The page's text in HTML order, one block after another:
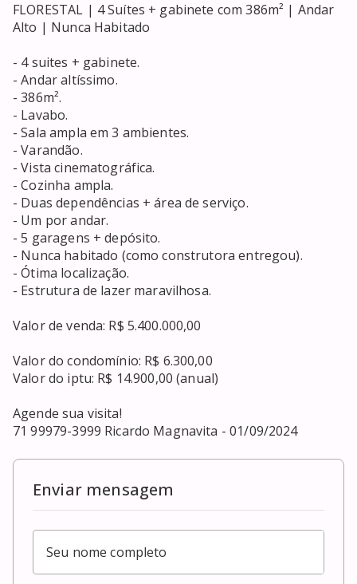
FLORESTAL | 4 Suítes + gabinete com 386m² | Andar
Alto | Nunca Habitado
- 4 suites + gabinete.
- Andar altíssimo.
- 386m².
- Lavabo.
- Sala ampla em 3 ambientes.
- Varandão.
- Vista cinematográfica.
- Cozinha ampla.
- Duas dependências + área de serviço.
- Um por andar.
- 5 garagens + depósito.
- Nunca habitado (como construtora entregou).
- Ótima localização.
- Estrutura de lazer maravilhosa.
Valor de venda: R$ 5.400.000,00
Valor do condomínio: R$ 6.300,00
Valor do iptu: R$ 14.900,00 (anual)
Agende sua visita!
71 99979-3999 Ricardo Magnavita - 01/09/2024
Enviar mensagem